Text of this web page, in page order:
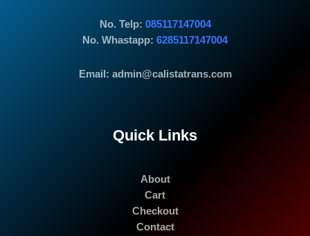
No. Telp: 085117147004
No. Whastapp: 6285117147004
Email: admin@calistatrans.com
Quick Links
About
Cart
Checkout
Contact